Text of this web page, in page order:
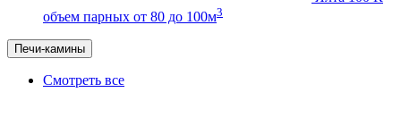
объем парных от 80 до 100м3
Печи-камины
Смотреть все